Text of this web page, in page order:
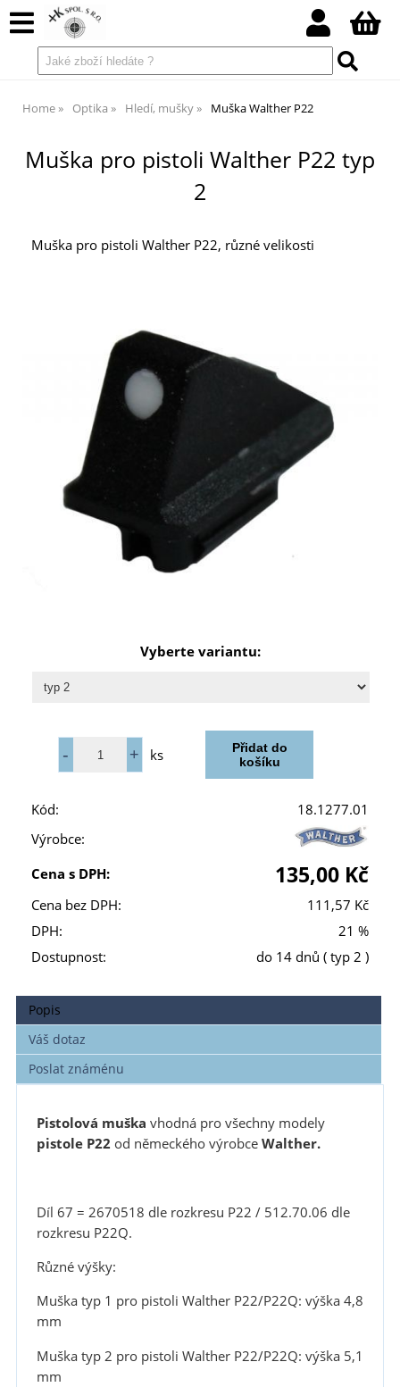
Home Optika Hledí, mušky Muška Walther P22
Muška pro pistoli Walther P22 typ
2
Muška pro pistoli Walther P22, různé velikosti
Vyberte variantu:
ks
Kód:
18.1277.01
Výrobce:
Cena s DPH:
135,00 Kč
Cena bez DPH:
111,57 Kč
DPH:
21 %
Dostupnost:
do 14 dnů ( typ 2 )
Popis
Váš dotaz
Poslat známénu
Pistolová muška vhodná pro všechny modely
pistole P22 od německého výrobceWalther.
Díl 67 = 2670518 dle rozkresu P22 / 512.70.06 dle
rozkresu P22Q.
Různé výšky:
Muška typ 1 pro pistoli Walther P22/P22Q: výška 4,8
mm
Muška typ 2 pro pistoli Walther P22/P22Q: výška 5,1
mm